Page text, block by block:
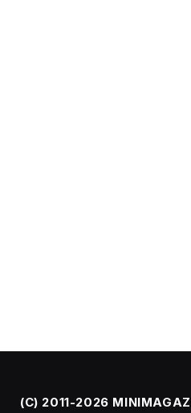
(C) 2011-2026